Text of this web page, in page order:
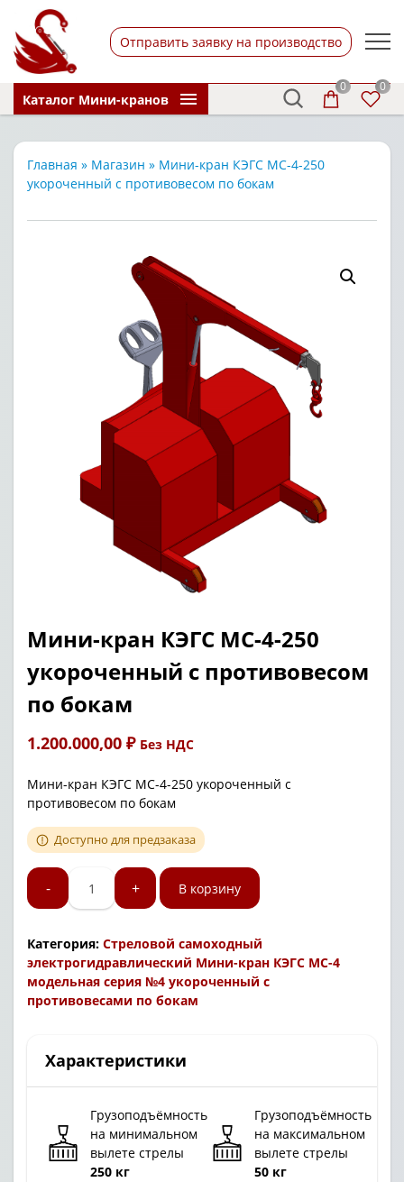
Отправить заявку на производство
Каталог Мини-кранов
0 0
Главная » Магазин » Мини-кран КЭГС МС-4-250
укороченный с противовесом по бокам
Мини-кран КЭГС МС-4-250
укороченный с противовесом
по бокам
1.200.000,00 ₽ Без НДС
Мини-кран КЭГС МС-4-250 укороченный с
противовесом по бокам
Доступно для предзаказа
- + В корзину
Категория: Стреловой самоходный
электрогидравлический Мини-кран КЭГС МС-4
модельная серия №4 укороченный с
противовесами по бокам
Характеристики
Грузоподъёмность
на минимальном
вылете стрелы
250 кг
Грузоподъёмность
на максимальном
вылете стрелы
50 кг